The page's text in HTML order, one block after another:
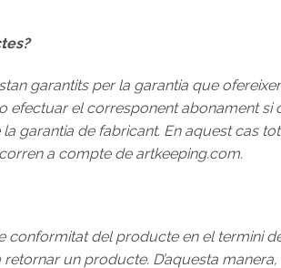
garantits per la garantia que
el corresponent abonament si
garantia de fabricant. En aquest cas
a compte de artkeeping.com.
conformitat del producte en el termini
retornar un producte. D’aquesta